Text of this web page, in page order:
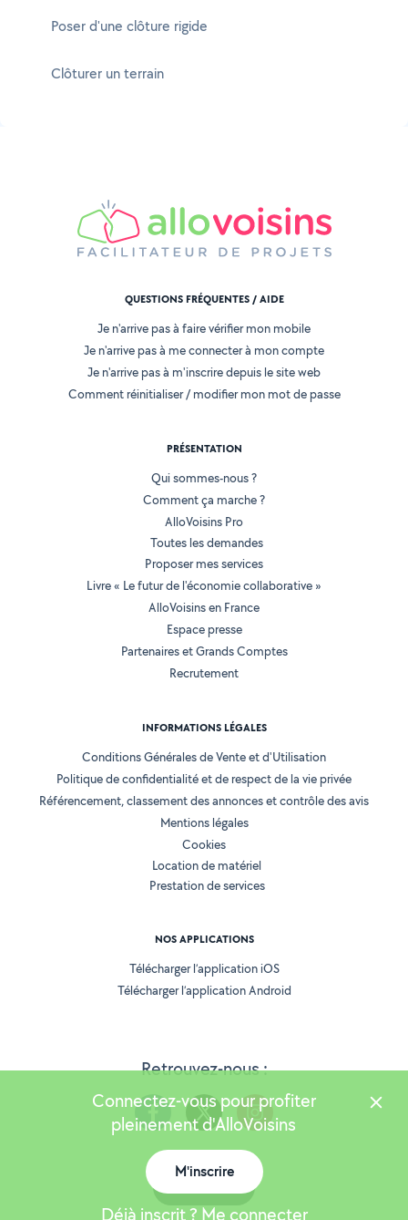
Poser d'une clôture rigide
Clôturer un terrain
Retrouvez-nous :
QUESTIONS FRÉQUENTES / AIDE
Je n'arrive pas à faire vérifier mon mobile
Je n'arrive pas à me connecter à mon compte
Je n'arrive pas à m'inscrire depuis le site web
Comment réinitialiser / modifier mon mot de passe
PRÉSENTATION
Qui sommes-nous ?
Comment ça marche ?
AlloVoisins Pro
Toutes les demandes
Proposer mes services
Livre « Le futur de l'économie collaborative »
AlloVoisins en France
Espace presse
Partenaires et Grands Comptes
Recrutement
INFORMATIONS LÉGALES
Conditions Générales de Vente et d'Utilisation
Politique de confidentialité et de respect de la vie privée
Référencement, classement des annonces et contrôle des avis
Mentions légales
Cookies
Location de matériel
Prestation de services
NOS APPLICATIONS
Télécharger l’application iOS
Télécharger l’application Android
Version 25.5.3
Connectez-vous pour profiter
pleinement d'AlloVoisins
M'inscrire
Déjà inscrit ? Me connecter